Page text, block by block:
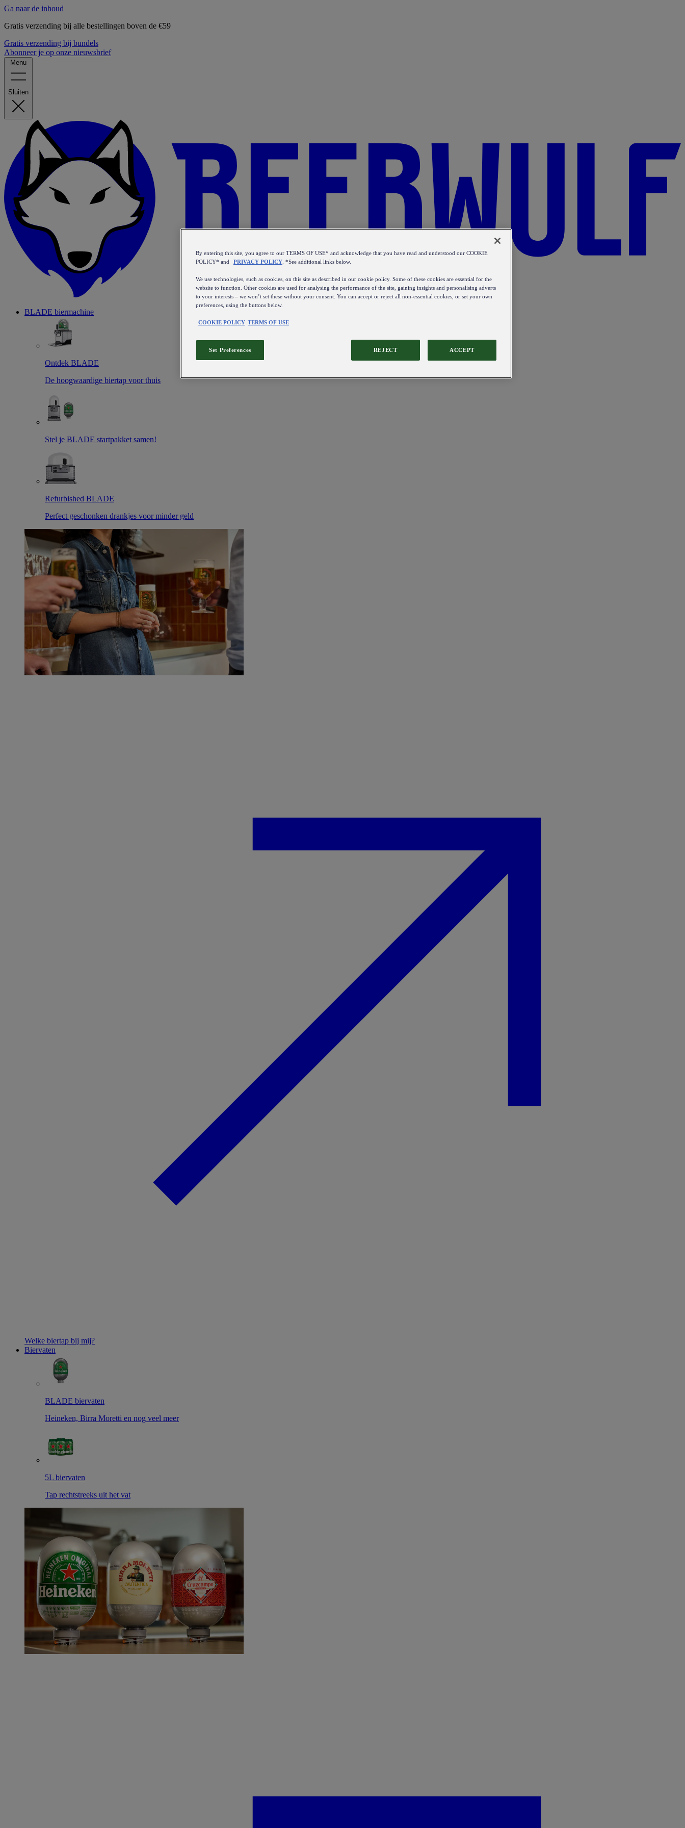
Ga naar de inhoud
Gratis verzending bij alle bestellingen boven de €59
Gratis verzending bij bundels
Abonneer je op onze nieuwsbrief
Menu
Sluiten
BLADE biermachine
Ontdek BLADE
De hoogwaardige biertap voor thuis
Stel je BLADE startpakket samen!
Refurbished BLADE
Perfect geschonken drankjes voor minder geld
Welke biertap bij mij?
Biervaten
BLADE biervaten
Heineken, Birra Moretti en nog veel meer
5L biervaten
Tap rechtstreeks uit het vat
By entering this site, you agree to our TERMS OF USE* and acknowledge that you have read and understood our COOKIE
POLICY* and
PRIVACY POLICY . *See additional links below.
We use technologies, such as cookies, on this site as described in our cookie policy. Some of these cookies are essential for the
website to function. Other cookies are used for analysing the performance of the site, gaining insights and personalising adverts
to your interests – we won’t set these without your consent. You can accept or reject all non-essential cookies, or set your own
preferences, using the buttons below.
COOKIE POLICY TERMS OF USE
REJECT ACCEPT
Set Preferences